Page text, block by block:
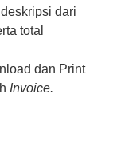
dari
total
dan Print
Invoice.